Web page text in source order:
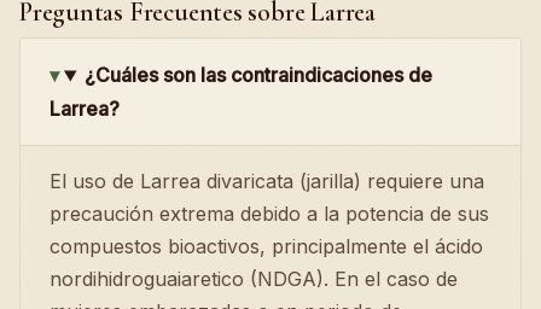
Preguntas Frecuentes sobre Larrea
¿Cuáles son las contraindicaciones de
Larrea?
El uso de Larrea divaricata (jarilla) requiere una
precaución extrema debido a la potencia de sus
compuestos bioactivos, principalmente el ácido
nordihidroguaiaretico (NDGA). En el caso de